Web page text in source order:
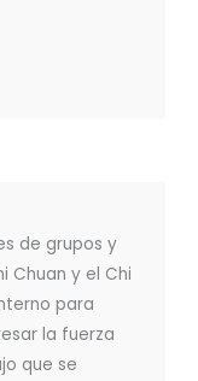
de grupos y
Chuan y el Chi
para
la fuerza
que se